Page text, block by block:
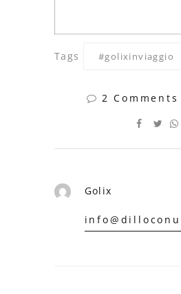
Tags #golixinviaggio
2 Comments
Golix